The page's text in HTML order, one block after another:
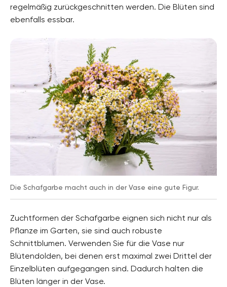
regelmäßig zurückgeschnitten werden. Die Blüten sind
ebenfalls essbar.
Die Schafgarbe macht auch in der Vase eine gute Figur.
Zuchtformen der Schafgarbe eignen sich nicht nur als
Pflanze im Garten, sie sind auch robuste
Schnittblumen. Verwenden Sie für die Vase nur
Blütendolden, bei denen erst maximal zwei Drittel der
Einzelblüten aufgegangen sind. Dadurch halten die
Blüten länger in der Vase.